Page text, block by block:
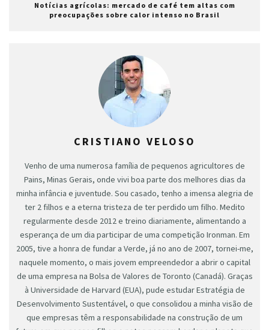
Notícias agrícolas: mercado de café tem altas com
preocupações sobre calor intenso no Brasil
CRISTIANO VELOSO
Venho de uma numerosa família de pequenos agricultores de
Pains, Minas Gerais, onde vivi boa parte dos melhores dias da
minha infância e juventude. Sou casado, tenho a imensa alegria de
ter 2 filhos e a eterna tristeza de ter perdido um filho. Medito
regularmente desde 2012 e treino diariamente, alimentando a
esperança de um dia participar de uma competição Ironman. Em
2005, tive a honra de fundar a Verde, já no ano de 2007, tornei-me,
naquele momento, o mais jovem empreendedor a abrir o capital
de uma empresa na Bolsa de Valores de Toronto (Canadá). Graças
à Universidade de Harvard (EUA), pude estudar Estratégia de
Desenvolvimento Sustentável, o que consolidou a minha visão de
que empresas têm a responsabilidade na construção de um